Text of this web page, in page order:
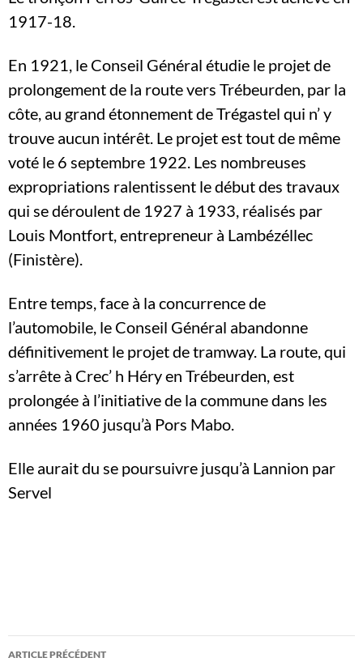
1917-18.
En 1921, le Conseil Général étudie le projet de
prolongement de la route vers Trébeurden, par la
côte, au grand étonnement de Trégastel qui n’ y
trouve aucun intérêt. Le projet est tout de même
voté le 6 septembre 1922. Les nombreuses
expropriations ralentissent le début des travaux
qui se déroulent de 1927 à 1933, réalisés par
Louis Montfort, entrepreneur à Lambézéllec
(Finistère).
Entre temps, face à la concurrence de
l’automobile, le Conseil Général abandonne
définitivement le projet de tramway. La route, qui
s’arrête à Crec’ h Héry en Trébeurden, est
prolongée à l’initiative de la commune dans les
années 1960 jusqu’à Pors Mabo.
Elle aurait du se poursuivre jusqu’à Lannion par
Servel
Navigation
ARTICLE PRÉCÉDENT